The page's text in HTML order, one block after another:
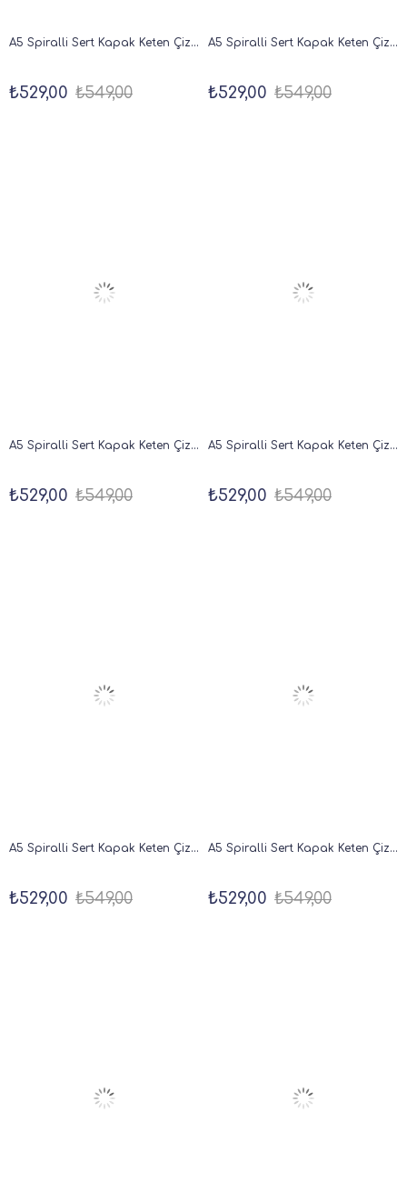
A5 Spiralli Sert Kapak Keten Çizgili Tarihsiz Not Defteri Lacivert
₺529,00 ₺549,00
A5 Spiralli Sert Kapak Keten Çizgili Tarihsiz Not Defteri Koyu Yeşil
₺529,00 ₺549,00
A5 Spiralli Sert Kapak Keten Çizgili Tarihsiz Not Defteri Kahverengi
₺529,00 ₺549,00
A5 Spiralli Sert Kapak Keten Çizgili Tarihsiz Not Defteri Mercan
₺529,00 ₺549,00
A5 Spiralli Sert Kapak Keten Çizgili Tarihsiz Not Defteri Şeker Pembe
₺529,00 ₺549,00
A5 Spiralli Sert Kapak Keten Çizgili Tarihsiz Not Defteri Lila
₺529,00 ₺549,00